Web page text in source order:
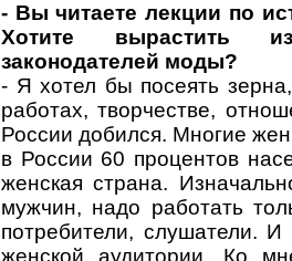
- Вы читаете лекции по
Хотите вырастить
законодателей моды?
- Я хотел бы посеять
работах, творчестве,
России добился. Многие
в России 60 процентов
женская страна.
мужчин, надо работать
потребители, слушатели.
женской аудитории. Ко